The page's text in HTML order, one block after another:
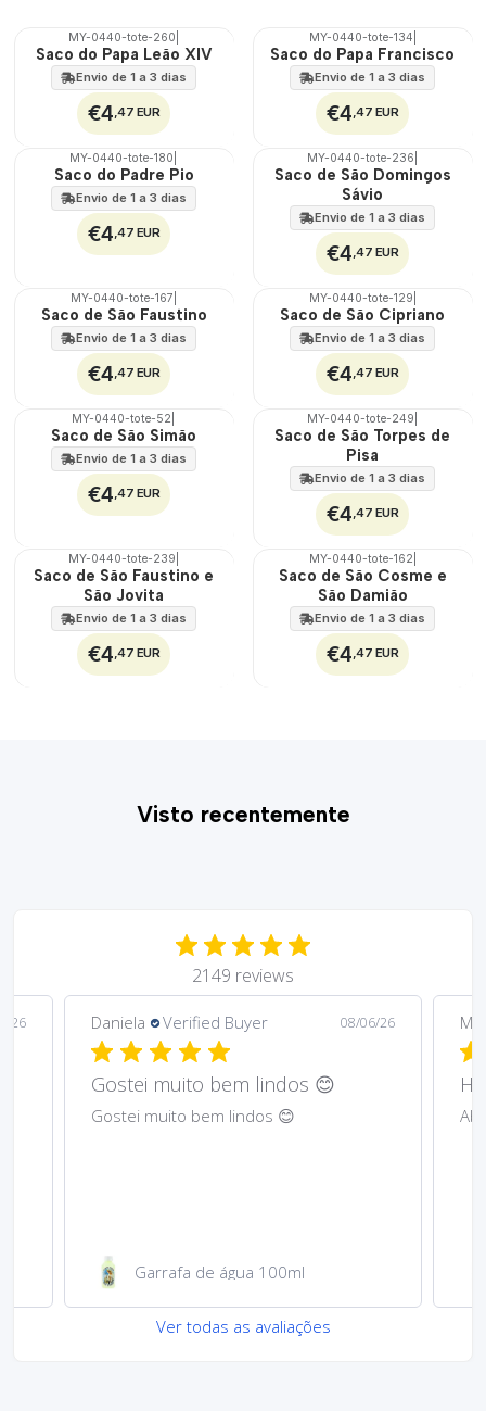
🇵🇹
100%
MY-0440-tote-260
Saco do Papa Leão XIV
Envio de 1 a 3 dias
€4,47 EUR
🇵🇹
100%
MY-0440-tote-134
Saco do Papa Francisco
Envio de 1 a 3 dias
€4,47 EUR
🇵🇹
100%
MY-0440-tote-180
Saco do Padre Pio
Envio de 1 a 3 dias
€4,47 EUR
🇵🇹
MY-0440-tote-236
Saco de São Domingos
Sávio
Envio de 1 a 3 dias
€4,47 EUR
🇵🇹
100%
MY-0440-tote-167
Saco de São Faustino
Envio de 1 a 3 dias
€4,47 EUR
🇵🇹
100%
MY-0440-tote-129
Saco de São Cipriano
Envio de 1 a 3 dias
€4,47 EUR
🇵🇹
100%
MY-0440-tote-52
Saco de São Simão
Envio de 1 a 3 dias
€4,47 EUR
🇵🇹
MY-0440-tote-249
Saco de São Torpes de
Pisa
Envio de 1 a 3 dias
€4,47 EUR
🇵🇹
MY-0440-tote-239
Saco de São Faustino e
São Jovita
Envio de 1 a 3 dias
€4,47 EUR
🇵🇹
MY-0440-tote-162
Saco de São Cosme e
São Damião
Envio de 1 a 3 dias
€4,47 EUR
Visto recentemente
2149 reviews
26 Daniela Verified Buyer 08/06/26
Gostei muito bem lindos 😊
Gostei muito bem lindos 😊
Garrafa de água 100ml
Ver todas as avaliações